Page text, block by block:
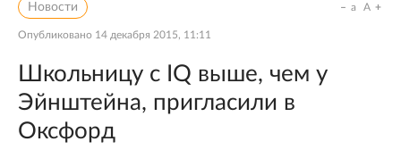
Новости
Опубликовано 14 декабря 2015, 11:11
a A
Школьницу с IQ выше, чем у
Эйнштейна, пригласили в
Оксфорд